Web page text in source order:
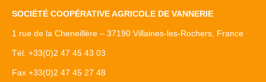
SOCIÉTÉ COOPÉRATIVE AGRICOLE DE VANNERIE
1 rue de la Cheneillère – 37190 Villaines-les-Rochers, France
Tél. +33(0)2 47 45 43 03
Fax +33(0)2 47 45 27 48